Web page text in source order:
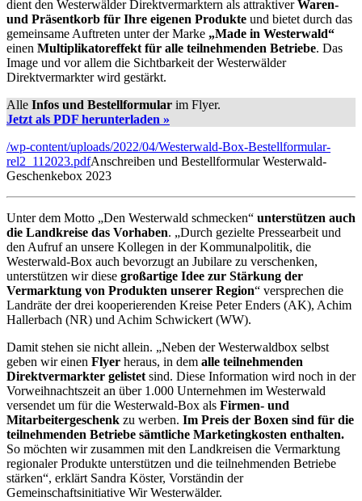
dient den Westerwälder Direktvermarktern als attraktiverWaren-
und Präsentkorb für Ihre eigenen Produkte und bietet durch das
gemeinsame Auftreten unter der Marke „Made in Westerwald“
einen Multiplikatoreffekt für alle teilnehmenden Betriebe. Das
Image und vor allem die Sichtbarkeit der Westerwälder
Direktvermarkter wird gestärkt.
Alle Infos und Bestellformular im Flyer.
Jetzt als PDF herunterladen »
/wp-content/uploads/2022/04/Westerwald-Box-Bestellformular-
rel2_112023.pdfAnschreiben und Bestellformular Westerwald-
Geschenkebox 2023
Unter dem Motto „Den Westerwald schmecken“ unterstützen auch
die Landkreise das Vorhaben. „Durch gezielte Pressearbeit und
den Aufruf an unsere Kollegen in der Kommunalpolitik, die
Westerwald-Box auch bevorzugt an Jubilare zu verschenken,
unterstützen wir diese großartige Idee zur Stärkung der
Vermarktung von Produkten unserer Region“ versprechen die
Landräte der drei kooperierenden Kreise Peter Enders (AK), Achim
Hallerbach (NR) und Achim Schwickert (WW).
Damit stehen sie nicht allein. „Neben der Westerwaldbox selbst
geben wir einen Flyer heraus, in dem alle teilnehmenden
Direktvermarkter gelistetsind. Diese Information wird noch in der
Vorweihnachtszeit an über 1.000 Unternehmen im Westerwald
versendet um für die Westerwald-Box als Firmen- und
Mitarbeitergeschenk zu werben. Im Preis der Boxen sind für die
teilnehmenden Betriebe sämtliche Marketingkosten enthalten.
So möchten wir zusammen mit den Landkreisen die Vermarktung
regionaler Produkte unterstützen und die teilnehmenden Betriebe
stärken“, erklärt Sandra Köster, Vorständin der
Gemeinschaftsinitiative Wir Westerwälder.